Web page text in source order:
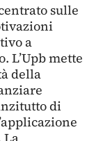
sulle
a
L’Upb mette
della
di